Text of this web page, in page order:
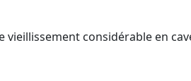
vieillissement considérable en